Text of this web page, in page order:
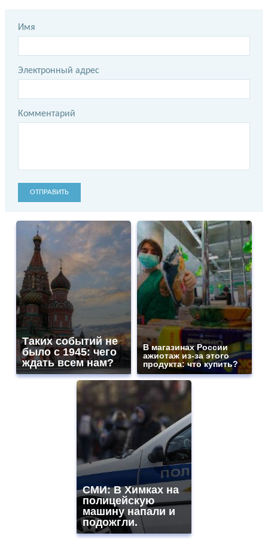
Имя
Электронный адрес
Комментарий
ОТПРАВИТЬ
Таких событий не
было с 1945: чего
ждать всем нам?
В магазинах России
ажиотаж из-за этого
продукта: что купить?
СМИ: В Химках на
полицейскую
машину напали и
подожгли.